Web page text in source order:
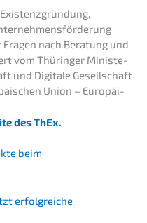
nach Beratung und
vom Thürin­ger Minis­te­
und Digita­le Gesell­schaft
Union – Europäi­
des ThEx.
beim
erfolg­rei­che